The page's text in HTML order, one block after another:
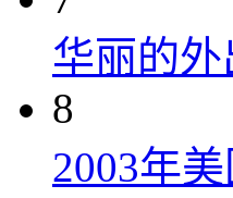
华丽的外
8
2003年